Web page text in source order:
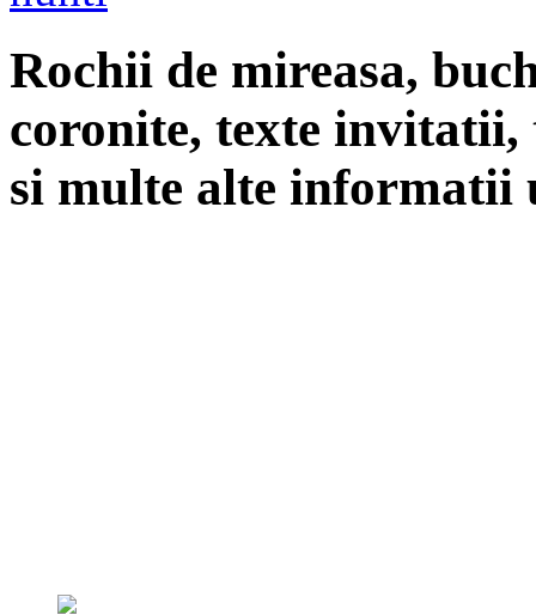
Rochii de mireasa,
coronite, texte
si multe alte informatii